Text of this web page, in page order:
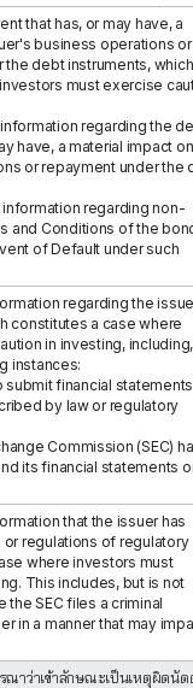
that has, or may have, a
business operations
debt instruments, which
must exercise
regarding the
have, a material impact
or repayment under the
regarding non-
and Conditions of the
of Default under such
regarding the
constitutes a case where
in investing,
instances:
submit financial statements
by law or regulatory
Commission (SEC)
its financial statements
that the issuer has
regulations of regulatory
where investors must
This includes, but is not
the SEC files a criminal
in a manner that may
รณาว่าเข้าลักษณะเป็นเหตุ